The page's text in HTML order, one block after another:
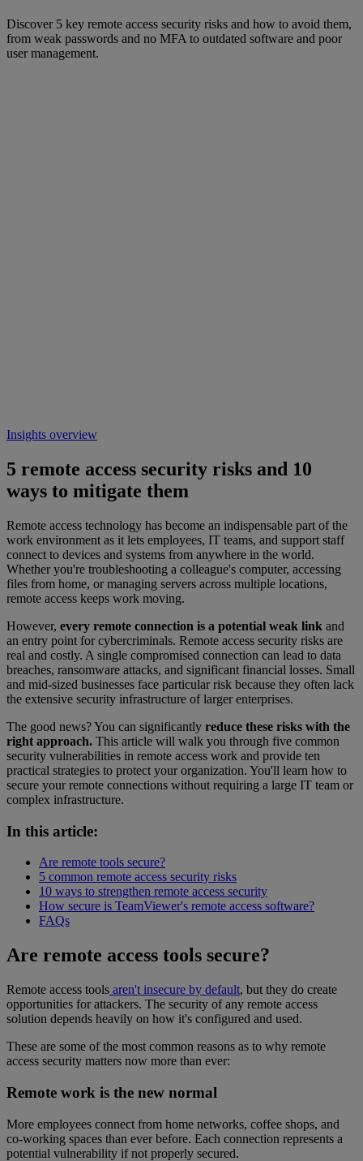
Discover 5 key remote access security risks and how to avoid them,
from weak passwords and no MFA to outdated software and poor
user management.
Insights overview
5 remote access security risks and 10
ways to mitigate them
Remote access technology has become an indispensable part of the
work environment as it lets employees, IT teams, and support staff
connect to devices and systems from anywhere in the world.
Whether you're troubleshooting a colleague's computer, accessing
files from home, or managing servers across multiple locations,
remote access keeps work moving.
However, every remote connection is a potential weak link and
an entry point for cybercriminals. Remote access security risks are
real and costly. A single compromised connection can lead to data
breaches, ransomware attacks, and significant financial losses. Small
and mid-sized businesses face particular risk because they often lack
the extensive security infrastructure of larger enterprises.
The good news? You can significantly reduce these risks with the
right approach. This article will walk you through five common
security vulnerabilities in remote access work and provide ten
practical strategies to protect your organization. You'll learn how to
secure your remote connections without requiring a large IT team or
complex infrastructure.
In this article:
Are remote tools secure?
5 common remote access security risks
10 ways to strengthen remote access security
How secure is TeamViewer's remote access software?
FAQs
Are remote access tools secure?
Remote access tools aren't insecure by default, but they do create
opportunities for attackers. The security of any remote access
solution depends heavily on how it's configured and used.
These are some of the most common reasons as to why remote
access security matters now more than ever:
Remote work is the new normal
More employees connect from home networks, coffee shops, and
co-working spaces than ever before. Each connection represents a
potential vulnerability if not properly secured.